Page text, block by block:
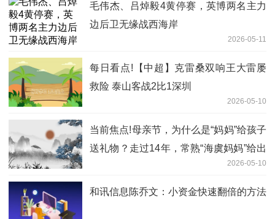
毛伟杰、吕焯毅4黄停赛，英博两名主力
边后卫无缘战西海岸
2026-05-11
每日看点!【中超】克雷桑双响王大雷屡
救险 泰山客战2比1深圳
2026-05-10
当前焦点!母亲节，为什么是“妈妈”给孩子
送礼物？走过14年，常熟“海虞妈妈”给出
2026-05-10
和讯信息陈乔文：小资金快速翻倍的方法